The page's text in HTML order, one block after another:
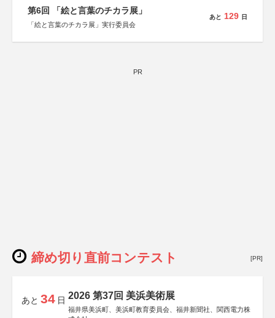
第6回 「絵と言葉のチカラ展」
「絵と言葉のチカラ展」実行委員会
あと 129 日
PR
締め切り直前コンテスト [PR]
あと 34 日 2026 第37回 美浜美術展
福井県美浜町、美浜町教育委員会、福井新聞社、関西電力株